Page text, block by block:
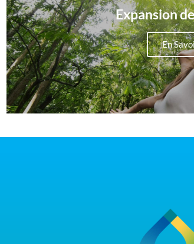
Expansion
En